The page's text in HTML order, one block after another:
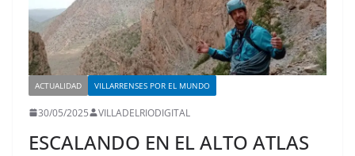
ACTUALIDAD VILLARRENSES POR EL MUNDO
30/05/2025 VILLADELRIODIGITAL
ESCALANDO EN EL ALTO ATLAS